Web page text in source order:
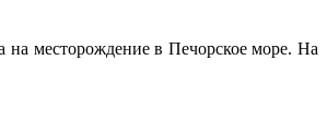
на месторождение в Печорское море. На